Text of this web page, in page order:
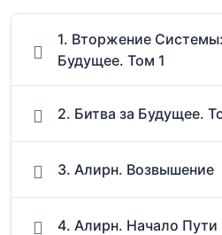
1. Вторжение
Будущее. Том 1
2. Битва за Будущее.
3. Алирн. Возвышение
4. Алирн. Начало Пути